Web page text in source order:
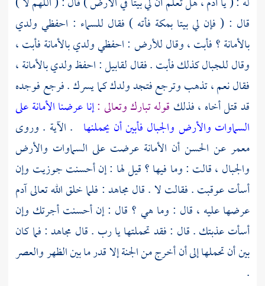
قال : ( فإن لي بيتا بمكة فأته ) فقال للسماء : احفظي ولدي
بالأمانة ؟ فأبت ، وقال للأرض : احفظي ولدي بالأمانة فأبت ،
وقال للجبال كذلك فأبت . فقاللقابيل: احفظ ولدي بالأمانة ،
فقال نعم ، تذهب وترجع فتجد ولدك كما يسرك . فرجع فوجده
قد قتل أخاه ، فذلك قوله تبارك وتعالى :إنا عرضنا الأمانة على
السماوات والأرض والجبال فأبين أن يحملنها . الآية . وروى
معمرعن الحسنأن الأمانة عرضت على السماوات والأرض
والجبال ، قالت : وما فيها ؟ قيل لها : إن أحسنت جوزيت وإن
أسأت عوقبت . فقالت لا . قالمجاهد: فلما خلق الله تعالىآدم
عرضها عليه ، قال : وما هي ؟ قال : إن أحسنت أجرتك وإن
أسأت عذبتك . قال : فقد تحملتها يا رب . قال مجاهد :فما كان
بين أن تحملها إلى أن أخرج من الجنة إلا قدر ما بين الظهر والعصر
.